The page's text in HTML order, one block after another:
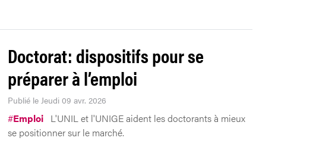
Doctorat: dispositifs pour se
préparer à l’emploi
Publié le Jeudi 09 avr. 2026
#Emploi L'UNIL et l'UNIGE aident les doctorants à mieux
se positionner sur le marché.